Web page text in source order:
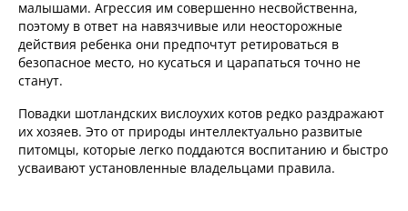
малышами. Агрессия им совершенно несвойственна,
поэтому в ответ на навязчивые или неосторожные
действия ребенка они предпочтут ретироваться в
безопасное место, но кусаться и царапаться точно не
станут.
Повадки шотландских вислоухих котов редко раздражают
их хозяев. Это от природы интеллектуально развитые
питомцы, которые легко поддаются воспитанию и быстро
усваивают установленные владельцами правила.